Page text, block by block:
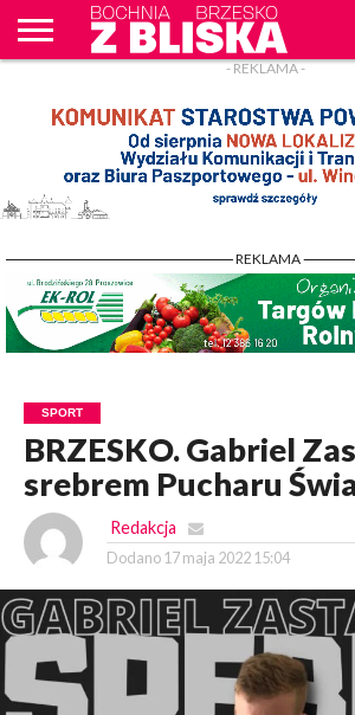
WPROST
REKLAM
- REKLAMA -
- REKLAMA -
SPORT
BRZESKO. Gabriel
srebrem Pucharu
Redakcja
Dodano 17 maja 2022 15:04